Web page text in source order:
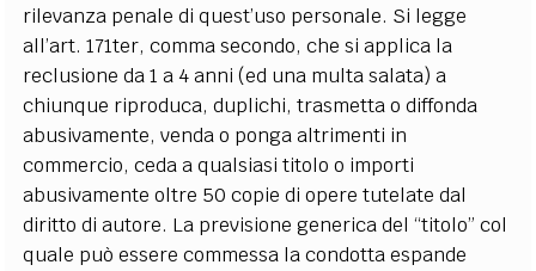
rilevanza penale di quest’uso personale. Si legge
all’art. 171ter, comma secondo, che si applica la
reclusione da 1 a 4 anni (ed una multa salata) a
chiunque riproduca, duplichi, trasmetta o diffonda
abusivamente, venda o ponga altrimenti in
commercio, ceda a qualsiasi titolo o importi
abusivamente oltre 50 copie di opere tutelate dal
diritto di autore. La previsione generica del “titolo” col
quale può essere commessa la condotta espande